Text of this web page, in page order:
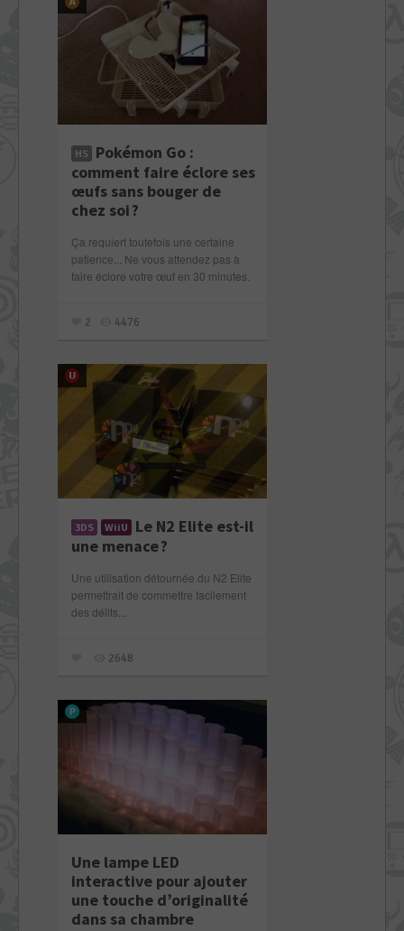
HS Pokémon Go :
comment faire éclore ses
œufs sans bouger de
chez soi ?
Ça requiert toutefois une certaine
patience... Ne vous attendez pas à
faire éclore votre œuf en 30 minutes.
2 4476
3DS WiiU Le N2 Elite est-il
une menace ?
Une utilisation détournée du N2 Elite
permettrait de commettre facilement
des délits...
2648
Une lampe LED
interactive pour ajouter
une touche d’originalité
dans sa chambre